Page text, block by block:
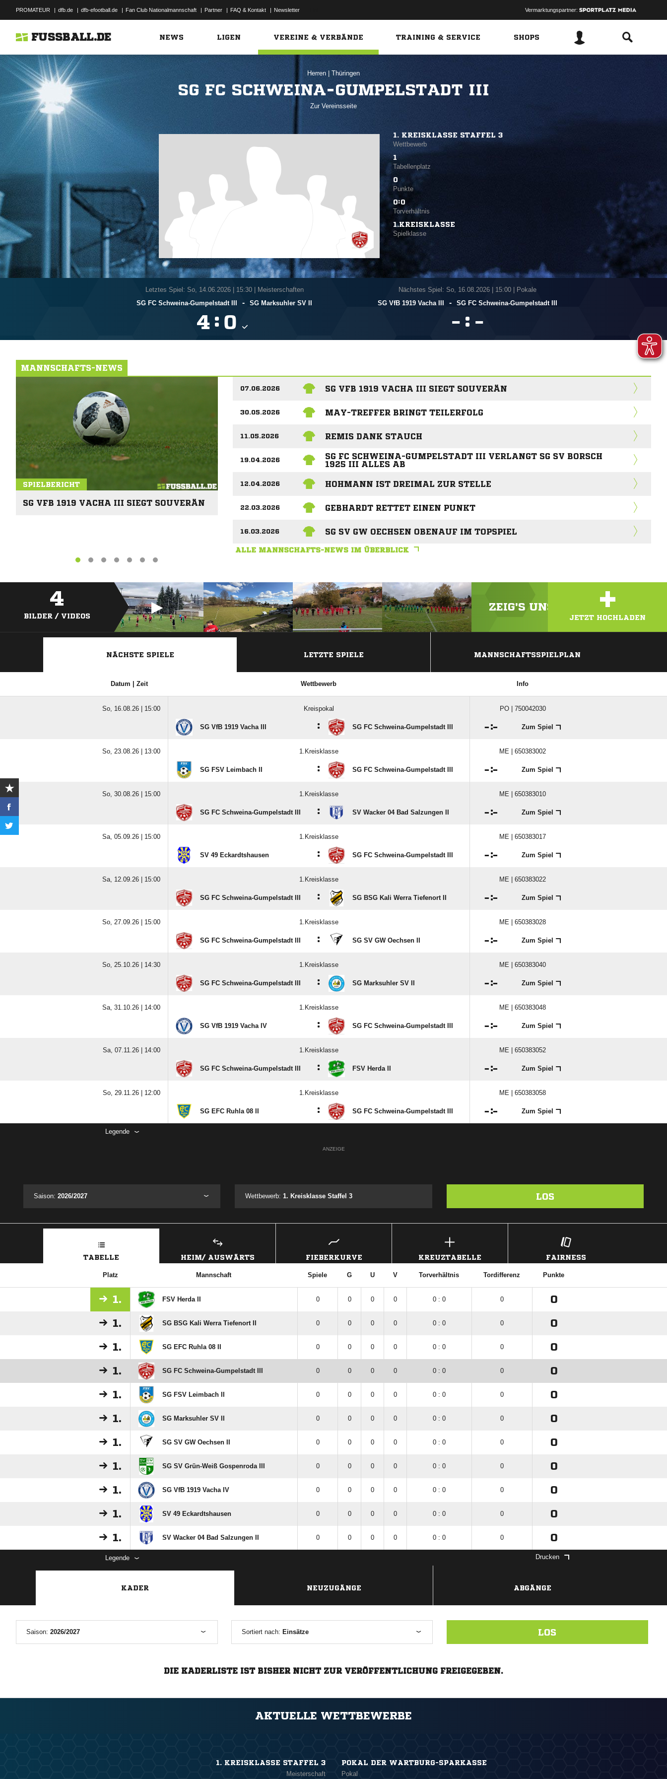
PROMATEUR | dfb.de | dfb-efootball.de | Fan Club Nationalmannschaft | Partner | FAQ & Kontakt | Newsletter Vermarktungspartner:
FUSSBALL.DE NEWS LIGEN VEREINE & VERBÄNDE TRAINING & SERVICE SHOPS
Herren Thüringen
SG FC SCHWEINA-GUMPELSTADT III
Zur Vereinsseite
1. KREISKLASSE STAFFEL 3
Wettbewerb
1
Tabellenplatz
0
Punkte
0:0
Torverhältnis
1.KREISKLASSE
Spielklasse
Letztes Spiel: So, 14.06.2026| 15:30 | Meisterschaften
SG FC Schweina-Gumpelstadt III
- SG Marksuhler SV II
 : 
Nächstes Spiel: So, 16.08.2026
15:00 | Pokale
SG VfB 1919 Vacha III
- SG FC Schweina-Gumpelstadt III
 : 
MANNSCHAFTS-NEWS
SPIELBERICHT
SG VFB 1919 VACHA III SIEGT SOUVERÄN
07.06.2026 SG VFB 1919 VACHA III SIEGT SOUVERÄN
30.05.2026 MAY-TREFFER BRINGT TEILERFOLG
11.05.2026 REMIS DANK STAUCH
19.04.2026
SG FC SCHWEINA-GUMPELSTADT III VERLANGT SG SV BORSCH
1925 III ALLES AB
12.04.2026 HOHMANN IST DREIMAL ZUR STELLE
22.03.2026 GEBHARDT RETTET EINEN PUNKT
16.03.2026 SG SV GW OECHSEN OBENAUF IM TOPSPIEL
ALLE MANNSCHAFTS-NEWS IM ÜBERBLICK
4
BILDER / VIDEOS
ZEIG'S UNS! LADE DEIN VIDEO
+
JETZT HOCHLADEN
NÄCHSTE SPIELE LETZTE SPIELE MANNSCHAFTSSPIELPLAN
Datum | Zeit Wettbewerb Info
So, 16.08.26 | 15:00 Kreispokal PO | 750042030
SG VfB 1919 Vacha III : SG FC Schweina-Gumpelstadt III : Zum Spiel
So, 23.08.26 | 13:00 1.Kreisklasse ME | 650383002
SG FSV Leimbach II : SG FC Schweina-Gumpelstadt III : Zum Spiel
So, 30.08.26 | 15:00 1.Kreisklasse ME | 650383010
SG FC Schweina-Gumpelstadt III : SV Wacker 04 Bad Salzungen II : Zum Spiel
Sa, 05.09.26 | 15:00 1.Kreisklasse ME | 650383017
SV 49 Eckardtshausen : SG FC Schweina-Gumpelstadt III : Zum Spiel
Sa, 12.09.26 | 15:00 1.Kreisklasse ME | 650383022
SG FC Schweina-Gumpelstadt III : SG BSG Kali Werra Tiefenort II : Zum Spiel
So, 27.09.26 | 15:00 1.Kreisklasse ME | 650383028
SG FC Schweina-Gumpelstadt III : SG SV GW Oechsen II : Zum Spiel
So, 25.10.26 | 14:30 1.Kreisklasse ME | 650383040
SG FC Schweina-Gumpelstadt III : SG Marksuhler SV II : Zum Spiel
Sa, 31.10.26 | 14:00 1.Kreisklasse ME | 650383048
SG VfB 1919 Vacha IV : SG FC Schweina-Gumpelstadt III : Zum Spiel
Sa, 07.11.26 | 14:00 1.Kreisklasse ME | 650383052
SG FC Schweina-Gumpelstadt III : FSV Herda II : Zum Spiel
So, 29.11.26 | 12:00 1.Kreisklasse ME | 650383058
SG EFC Ruhla 08 II : SG FC Schweina-Gumpelstadt III : Zum Spiel
Legende
ANZEIGE
Saison: 2026/2027 Wettbewerb:1. Kreisklasse Staffel 3 LOS
TABELLE HEIM/ AUSWÄRTS FIEBERKURVE KREUZTABELLE FAIRNESS
Platz Mannschaft Spiele G U V Torverhältnis Tordifferenz Punkte
1. FSV Herda II 0 0 0 0 0 : 0 0 0
1. SG BSG Kali Werra Tiefenort II 0 0 0 0 0 : 0 0 0
1. SG EFC Ruhla 08 II 0 0 0 0 0 : 0 0 0
1. SG FC Schweina-Gumpelstadt III 0 0 0 0 0 : 0 0 0
1. SG FSV Leimbach II 0 0 0 0 0 : 0 0 0
1. SG Marksuhler SV II 0 0 0 0 0 : 0 0 0
1. SG SV GW Oechsen II 0 0 0 0 0 : 0 0 0
1. SG SV Grün-Weiß Gospenroda III 0 0 0 0 0 : 0 0 0
1. SG VfB 1919 Vacha IV 0 0 0 0 0 : 0 0 0
1. SV 49 Eckardtshausen 0 0 0 0 0 : 0 0 0
1. SV Wacker 04 Bad Salzungen II 0 0 0 0 0 : 0 0 0
Legende Drucken
KADER NEUZUGÄNGE ABGÄNGE
Saison: 2026/2027 Sortiert nach: Einsätze LOS
DIE KADERLISTE IST BISHER NICHT ZUR VERÖFFENTLICHUNG FREIGEGEBEN.
AKTUELLE WETTBEWERBE
1. KREISKLASSE STAFFEL 3
Meisterschaft
POKAL DER WARTBURG-SPARKASSE
Pokal